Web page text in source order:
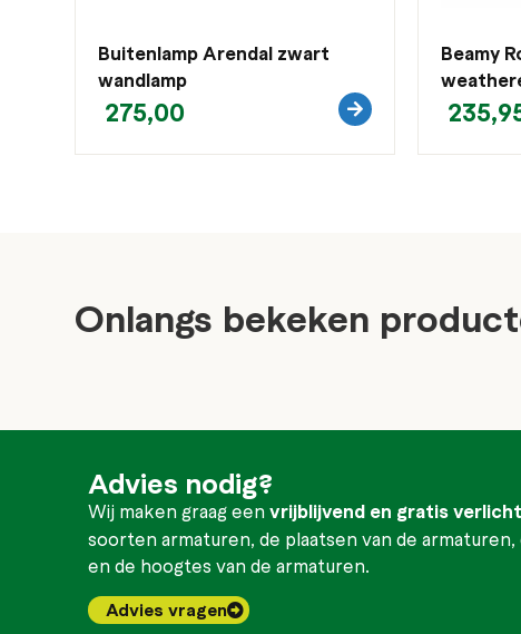
Buitenlamp Arendal zwart
wandlamp
275,00
Beamy
Onlangs bekeken
Advies nodig?
Wij maken graag eenvrijblijvend en gratis
soorten armaturen, de plaatsen van de
en de hoogtes van de armaturen.
Advies vragen